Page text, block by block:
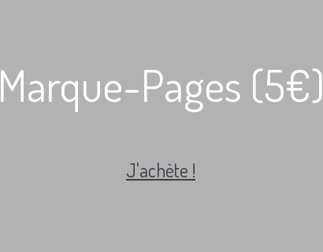
Marque-Pages (5€)
J'achète !